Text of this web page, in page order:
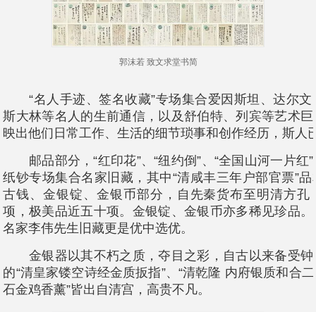
郭沫若 致文求堂书简
“名人手迹、签名收藏”专场集合爱因斯坦、达尔文
斯大林等名人的生前通信，以及舒伯特、列宾等艺术
映出他们日常工作、生活的细节琐事和创作经历，斯人
邮品部分，“红印花”、“纽约倒”、“全国山河一片红
纸钞专场集合名家旧藏，其中“清咸丰三年户部官票”
古钱、金银锭、金银币部分，自先秦货布至明清方孔
项，极美品近五十项。金银锭、金银币亦多稀见珍品
名家李伟先生旧藏更是优中选优。
金银器以其不朽之质，夺目之彩，自古以来备受钟
的“清皇家镂空诗经金质扳指”、“清乾隆 内府银质和合
石金鸡香薰”皆出自清宫，高贵不凡。